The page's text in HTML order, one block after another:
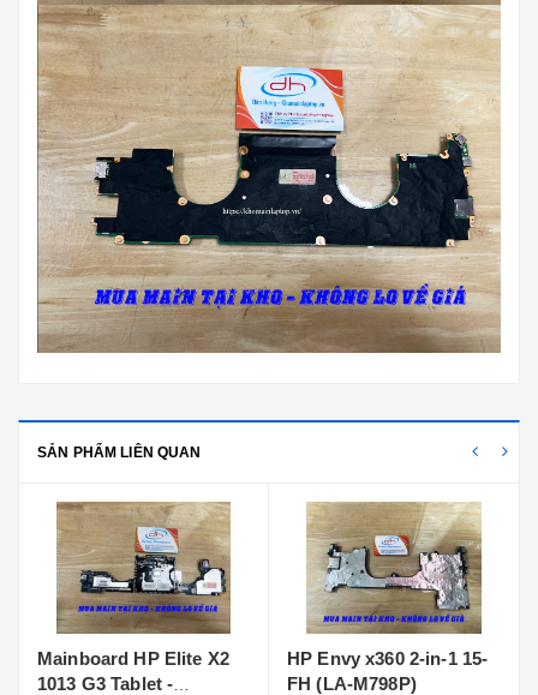
SẢN PHẨM LIÊN QUAN
HP Envy x360 2-in-1 15-
FH (LA-M798P)
Main HP zbook fury 15
G7 LA-J202P